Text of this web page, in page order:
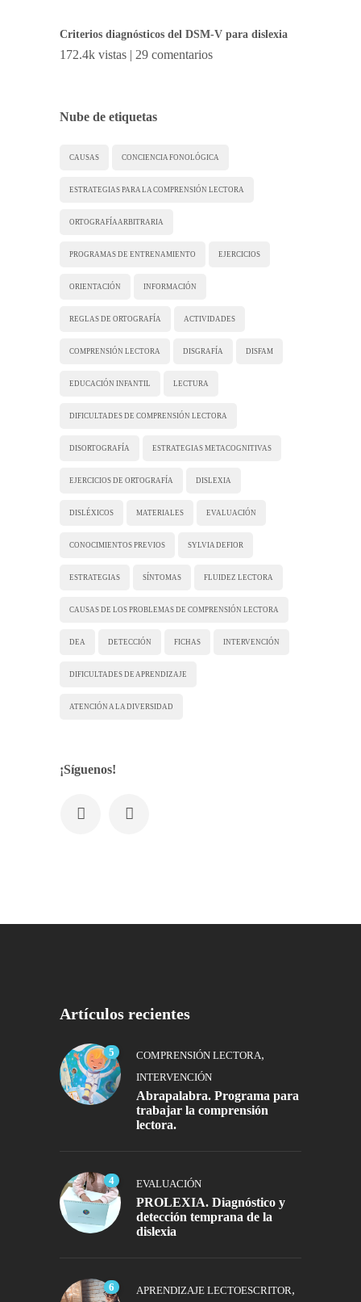
Criterios diagnósticos del DSM-V para dislexia
172.4k vistas | 29 comentarios
Nube de etiquetas
CAUSAS CONCIENCIA FONOLÓGICA
ESTRATEGIAS PARA LA COMPRENSIÓN LECTORA
ORTOGRAFÍA ARBITRARIA
PROGRAMAS DE ENTRENAMIENTO EJERCICIOS
ORIENTACIÓN INFORMACIÓN
REGLAS DE ORTOGRAFÍA ACTIVIDADES
COMPRENSIÓN LECTORA DISGRAFÍA DISFAM
EDUCACIÓN INFANTIL LECTURA
DIFICULTADES DE COMPRENSIÓN LECTORA
DISORTOGRAFÍA ESTRATEGIAS METACOGNITIVAS
EJERCICIOS DE ORTOGRAFÍA DISLEXIA
DISLÉXICOS MATERIALES EVALUACIÓN
CONOCIMIENTOS PREVIOS SYLVIA DEFIOR
ESTRATEGIAS SÍNTOMAS FLUIDEZ LECTORA
CAUSAS DE LOS PROBLEMAS DE COMPRENSIÓN LECTORA
DEA DETECCIÓN FICHAS INTERVENCIÓN
DIFICULTADES DE APRENDIZAJE
ATENCIÓN A LA DIVERSIDAD
¡Síguenos!
Artículos recientes
5 COMPRENSIÓN LECTORA,
INTERVENCIÓN
Abrapalabra. Programa para
trabajar la comprensión
lectora.
4 EVALUACIÓN
PROLEXIA. Diagnóstico y
detección temprana de la
dislexia
6 APRENDIZAJE LECTOESCRITOR,